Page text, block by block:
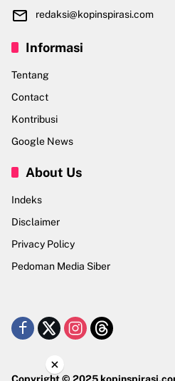
redaksi@kopinspirasi.com
Informasi
Tentang
Contact
Kontribusi
Google News
About Us
Indeks
Disclaimer
Privacy Policy
Pedoman Media Siber
×